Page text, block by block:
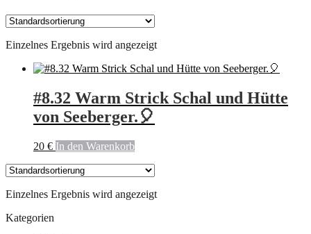
Einzelnes Ergebnis wird angezeigt
#8.32 Warm Strick Schal und Hütte
von Seeberger.🎈
20 € In den Warenkorb
Einzelnes Ergebnis wird angezeigt
Kategorien